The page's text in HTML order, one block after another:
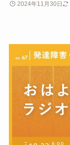
2024年11月30日